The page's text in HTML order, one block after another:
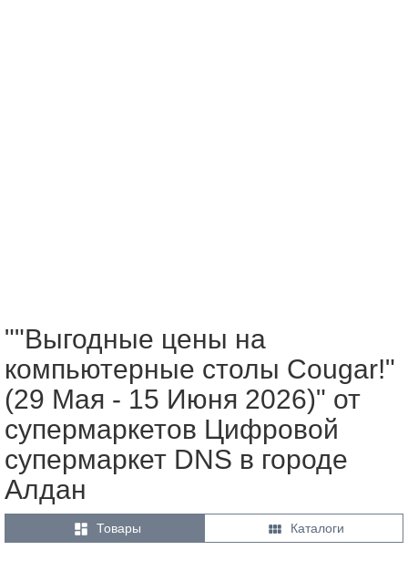
""Выгодные цены на
компьютерные столы Cougar!"
(29 Мая - 15 Июня 2026)" от
супермаркетов Цифровой
супермаркет DNS в городе
Алдан
 Товары  Каталоги